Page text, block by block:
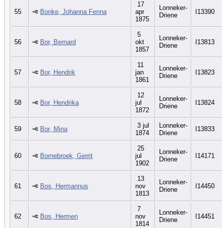
55 Bonke, Johanna Fenna
17
apr
1875
Lonneker-
Driene
I13390
56 Bor, Bernard
5
okt
1857
Lonneker-
Driene
I13813
57 Bor, Hendrik
11
jan
1861
Lonneker-
Driene
I13823
58 Bor, Hendrika
12
jul
1872
Lonneker-
Driene
I13824
59 Bor, Mina
3 jul
1874
Lonneker-
Driene
I13833
60 Bornebroek, Gerrit
25
jul
1902
Lonneker-
Driene
I14171
61 Bos, Hermannus
13
nov
1813
Lonneker-
Driene
I14450
62 Bos, Hermen
7
nov
1814
Lonneker-
Driene
I14451